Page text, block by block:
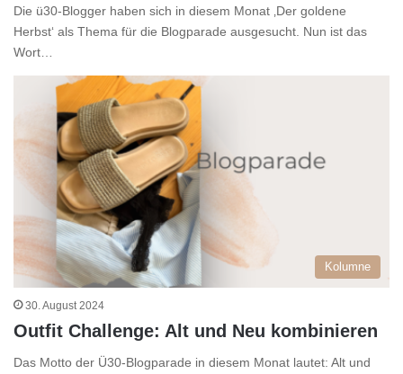
Die ü30-Blogger haben sich in diesem Monat ‚Der goldene
Herbst‘ als Thema für die Blogparade ausgesucht. Nun ist das
Wort…
Kolumne
30. August 2024
Outfit Challenge: Alt und Neu kombinieren
Das Motto der Ü30-Blogparade in diesem Monat lautet: Alt und